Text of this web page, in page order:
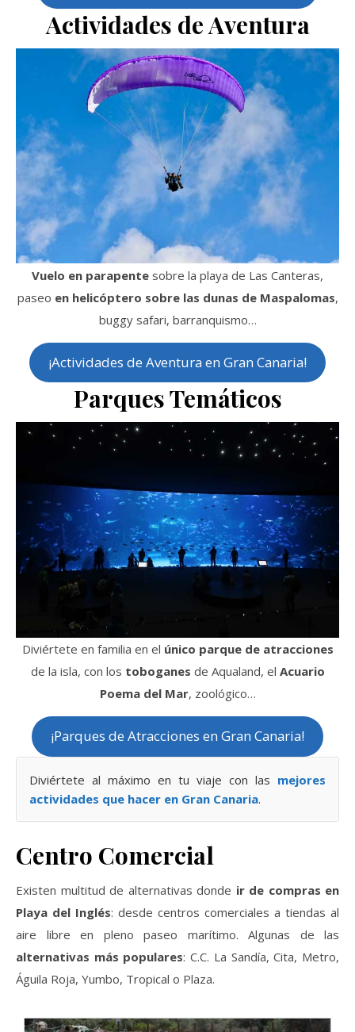
Actividades de Aventura
Vuelo en parapente sobre la playa de Las Canteras,
paseo en helicóptero sobre las dunas de Maspalomas,
buggy safari, barranquismo…
¡Actividades de Aventura en Gran Canaria!
Parques Temáticos
Diviértete en familia en el único parque de atracciones
de la isla, con los toboganes de Aqualand, el Acuario
Poema del Mar, zoológico…
¡Parques de Atracciones en Gran Canaria!
Diviértete al máximo en tu viaje con las mejores
actividades que hacer en Gran Canaria.
Centro Comercial
Existen multitud de alternativas donde ir de compras en
Playa del Inglés: desde centros comerciales a tiendas al
aire libre en pleno paseo marítimo. Algunas de las
alternativas más populares: C.C. La Sandía, Cita, Metro,
Águila Roja, Yumbo, Tropical o Plaza.